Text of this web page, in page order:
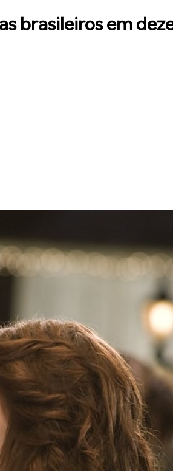
brasileiros em